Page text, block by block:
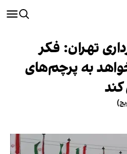
تهران: فکر
به پرچم‌های